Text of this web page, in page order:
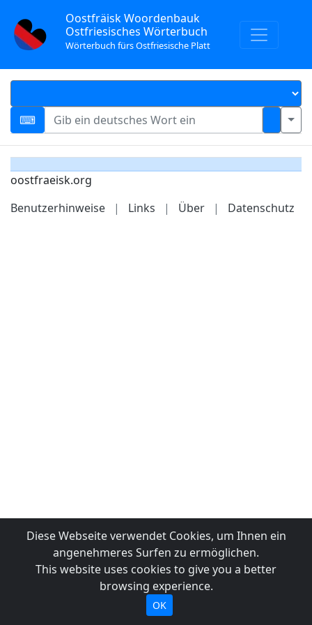
Oostfräisk Woordenbauk
Ostfriesisches Wörterbuch
Wörterbuch fürs Ostfriesische Platt
oostfraeisk.org
Benutzerhinweise
| Links | Über | Datenschutz
Diese Webseite verwendet Cookies, um Ihnen ein
angenehmeres Surfen zu ermöglichen.
This website uses cookies to give you a better
browsing experience.
OK